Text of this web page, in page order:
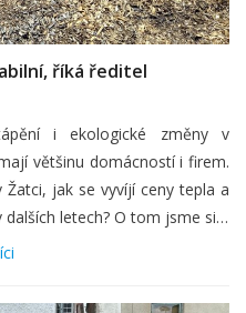
říká ředitel
i ekologické změny v
většinu domácností i firem.
jak se vyvíjí ceny tepla a
letech? O tom jsme si…